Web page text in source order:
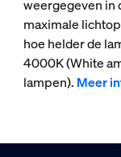
weergegeven in
maximale
hoe helder de
4000K (White
lampen). Meer